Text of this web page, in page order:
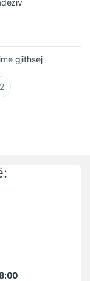
gjithsej